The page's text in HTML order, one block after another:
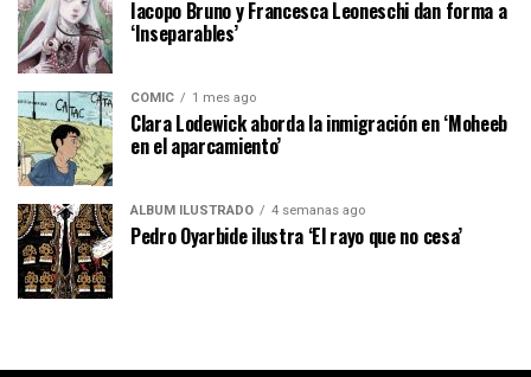
Iacopo Bruno y Francesca Leoneschi dan forma a
‘Inseparables’
CÓMIC 1 mes ago
Clara Lodewick aborda la inmigración en ‘Moheeb
en el aparcamiento’
ÁLBUM ILUSTRADO 4 semanas ago
Pedro Oyarbide ilustra ‘El rayo que no cesa’